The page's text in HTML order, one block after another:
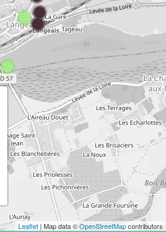
Leaflet | Map data ©OpenStreetMapcontributors